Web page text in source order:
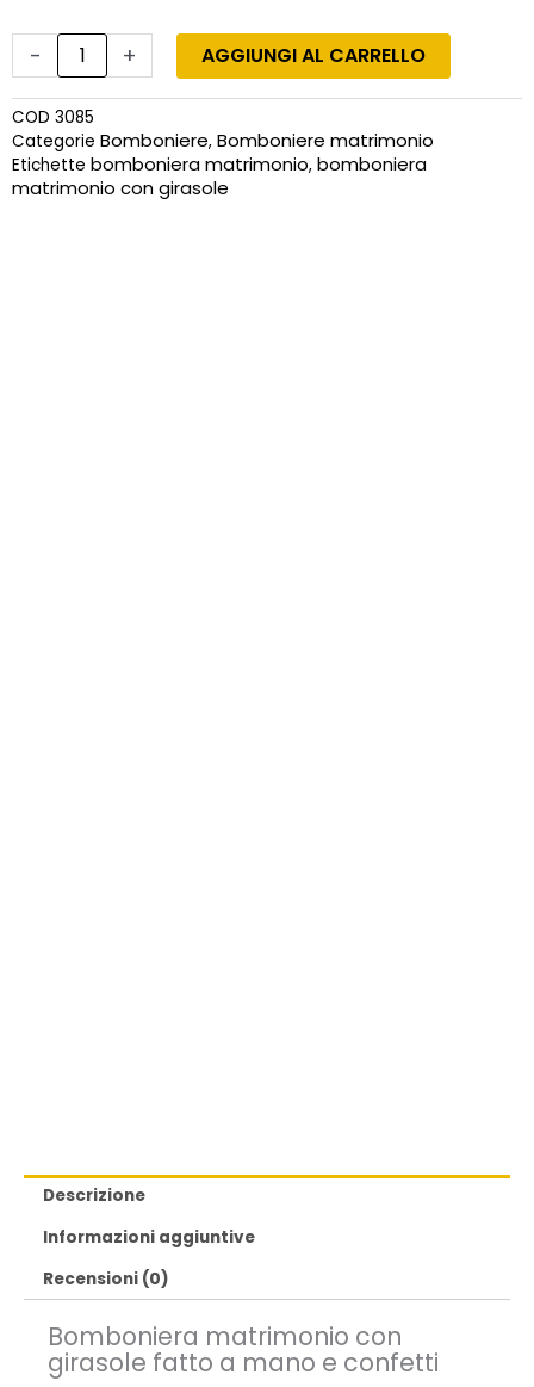
- + AGGIUNGI AL CARRELLO
COD 3085
Categorie Bomboniere, Bomboniere matrimonio
Etichette bomboniera matrimonio, bomboniera
matrimonio con girasole
Descrizione
Informazioni aggiuntive
Recensioni (0)
Bomboniera matrimonio con
girasole fatto a mano e confetti